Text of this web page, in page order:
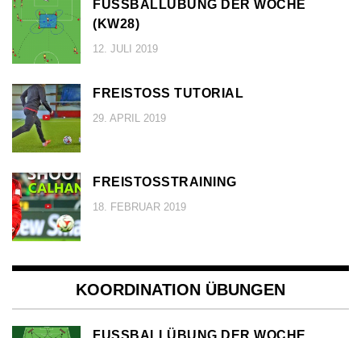
FUSSBALLÜBUNG DER WOCHE (
KW28)
12. JULI 2019
FREISTOSS TUTORIAL
29. APRIL 2019
FREISTOSSTRAINING
18. FEBRUAR 2019
KOORDINATION ÜBUNGEN